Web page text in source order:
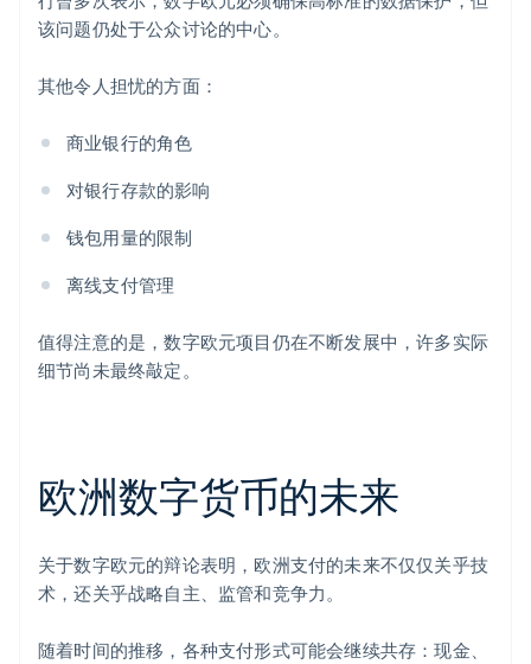
该问题仍处于公众讨论的中心。
其他令人担忧的方面：
商业银行的角色
对银行存款的影响
钱包用量的限制
离线支付管理
值得注意的是，数字欧元项目仍在不断发展中，许多实际
细节尚未最终敲定。
欧洲数字货币的未来
关于数字欧元的辩论表明，欧洲支付的未来不仅仅关乎技
术，还关乎战略自主、监管和竞争力。
随着时间的推移，各种支付形式可能会继续共存：现金、